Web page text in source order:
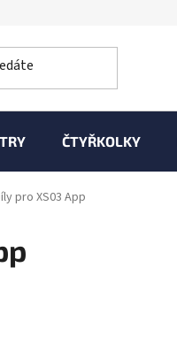
ČTYŘKOLKY
pro XS03 App